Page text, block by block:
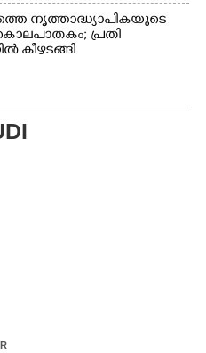
നൃത്താദ്ധ്യാപികയുടെ
പ്രതി
കീഴടങ്ങി